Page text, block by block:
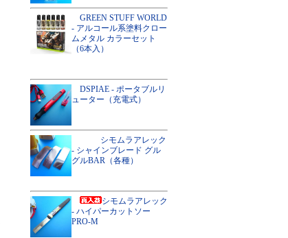
GREEN STUFF WORLD
- アルコール系塗料クロー
ムメタル カラーセット
（6本入）
DSPIAE - ポータブルリ
ューター（充電式）
シモムラアレック
- シャインブレード グル
グルBAR（各種）
シモムラアレック
- ハイパーカットソー
PRO-M